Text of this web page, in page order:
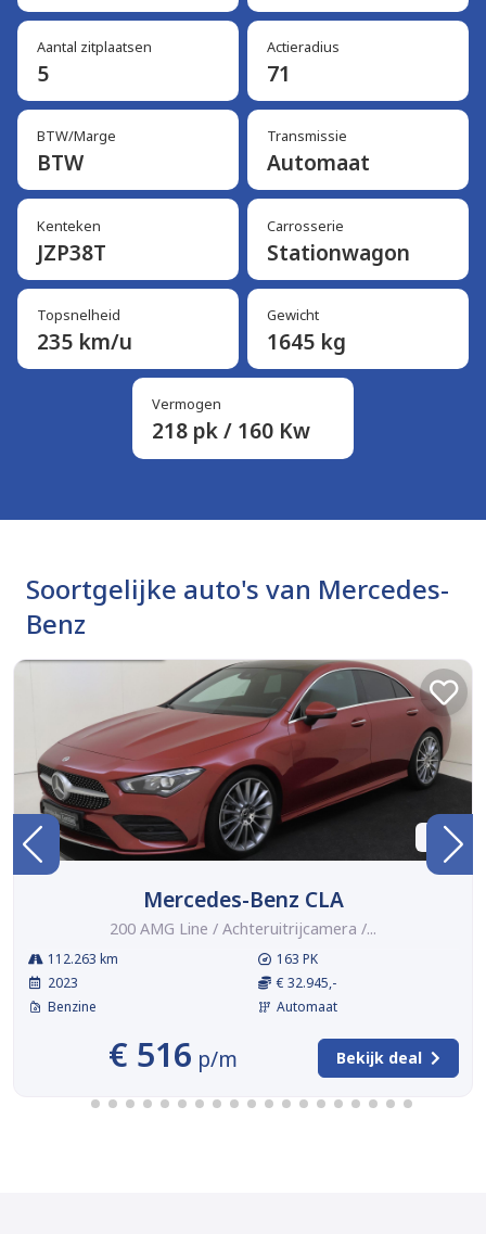
Aantal zitplaatsen
5
Actieradius
71
BTW/Marge
BTW
Transmissie
Automaat
Kenteken
JZP38T
Carrosserie
Stationwagon
Topsnelheid
235 km/u
Gewicht
1645 kg
Vermogen
218 pk / 160 Kw
Soortgelijke auto's van Mercedes-
Benz
BTW
Mercedes-Benz CLA
200 AMG Line / Achteruitrijcamera /...
112.263 km
2023
Benzine
163 PK
€ 32.945,-
Automaat
€ 516 p/m Bekijk deal